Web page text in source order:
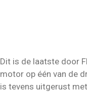
Dit is de laatste door
motor op één van de
is tevens uitgerust